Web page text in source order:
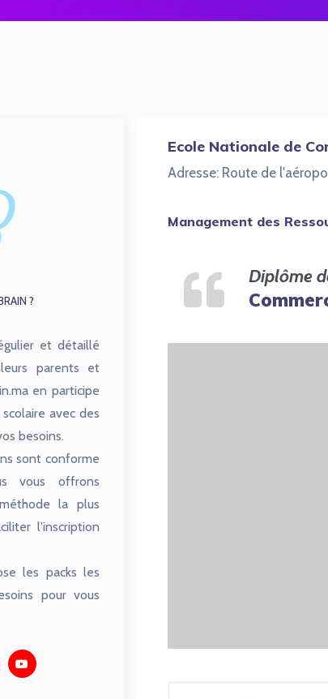
?
et détaillé
parents et
en participe
avec des
besoins.
sont conforme
vous offrons
la plus
l'inscription
les packs les
pour vous
Ecole Nationale de
Adresse: Route de
Management des
Diplôme